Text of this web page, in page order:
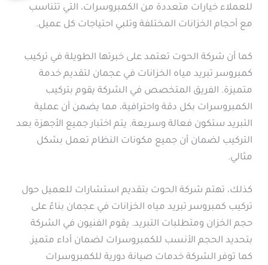
للعملاء خيارات متعددة من الكمبروسرات، التي تتناسب
مع أحجام الخزانات المختلفة وتلبي احتياجات كل عميل.
كما أن شركة الحوت تعتمد على خبرتها الطويلة في تركيب
كمبروسر تبريد مياه الخزانات في عجمان لتقديم خدمة
متميزة. الفريق المتخصص في الشركة يقوم بتركيب
الكمبروسرات بكل دقة واحترافية، مما يضمن أن عملية
التبريد ستكون فعالة وسريعة. يتم اختبار جميع الأجهزة بعد
التركيب لضمان أن جميع مكونات النظام تعمل بشكل
مثالي.
كذلك، تهتم شركة الحوت بتقديم استشارات للعميل حول
تركيب كمبروسر تبريد مياه الخزانات في عجمان بناءً على
حجم الخزان ومتطلبات التبريد. يقوم الفنيون في الشركة
بتحديد الحجم الأنسب للكمبروسرات لضمان أداء متميز.
كما توفر الشركة خدمات صيانة دورية للكمبروسرات